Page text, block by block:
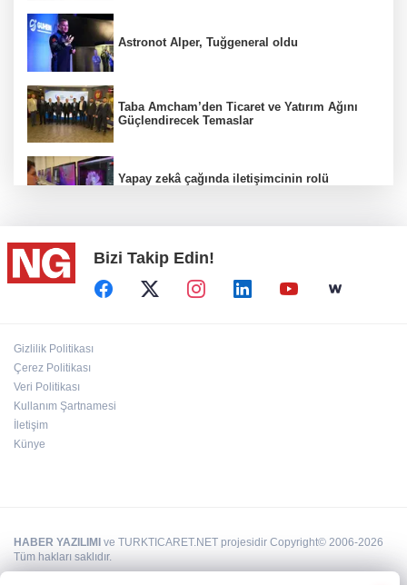
Astronot Alper, Tuğgeneral oldu
Taba Amcham’den Ticaret ve Yatırım Ağını
Güçlendirecek Temaslar
Yapay zekâ çağında iletişimcinin rolü
"Bu Kemal hiçbir gücün karşısında eğilmez"
Bizi Takip Edin!
Gizlilik Politikası
Çerez Politikası
Veri Politikası
Kullanım Şartnamesi
İletişim
Künye
HABER YAZILIMI ve TURKTICARET.NET projesidir Copyright© 2006-2026
Tüm hakları saklıdır.